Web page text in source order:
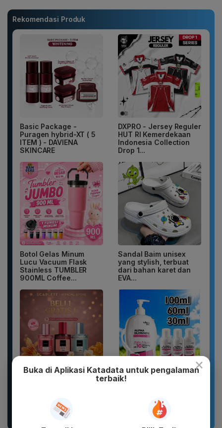
Rekomendasi Produk
Basic Package -
Puragen hybrid-XT ( 5
ITEM ) - DAVIENA
SKINCARE
DXPRO - Jersey Reguler
HUT RI Kemerdekaan
Indonesia Collection
Drop 1...
Botol Gelas Minum
Lucu Vacuum Flask
Stainless TUMBLER
900ML Coffee...
Sandal Baim unisex
yang stylish, terbuat
dari bahan karet dan
EVA...
PARFUM PRIA WANGI
WHITE INC Alpha Glow
Whitening &
Moisturizing |...
×
Buka di Aplikasi Katadata untuk pengalaman
terbaik!